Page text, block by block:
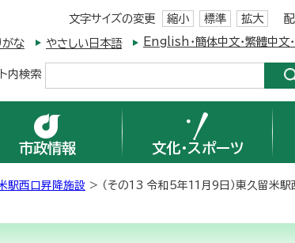
文字サイズの変更 縮小 標準 拡大
がな やさしい日本語 English・簡体中文・繁體中文
内検索
市政情報 文化・スポーツ
駅西口昇降施設 > （その13 令和5年11月9日）東久留米駅